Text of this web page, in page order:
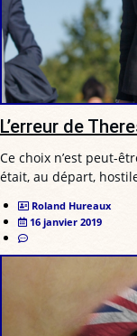
L’erreur de
Ce choix n’est peut-
était, au départ,
Roland Hureaux
16 janvier 2019